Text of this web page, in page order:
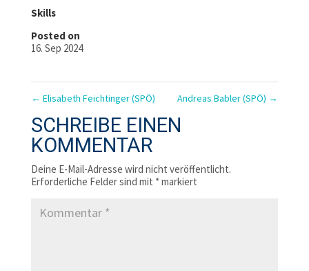
Skills
Posted on
16. Sep 2024
← Elisabeth Feichtinger (SPÖ) Andreas Babler (SPÖ) →
SCHREIBE EINEN
KOMMENTAR
Deine E-Mail-Adresse wird nicht veröffentlicht.
Erforderliche Felder sind mit *markiert